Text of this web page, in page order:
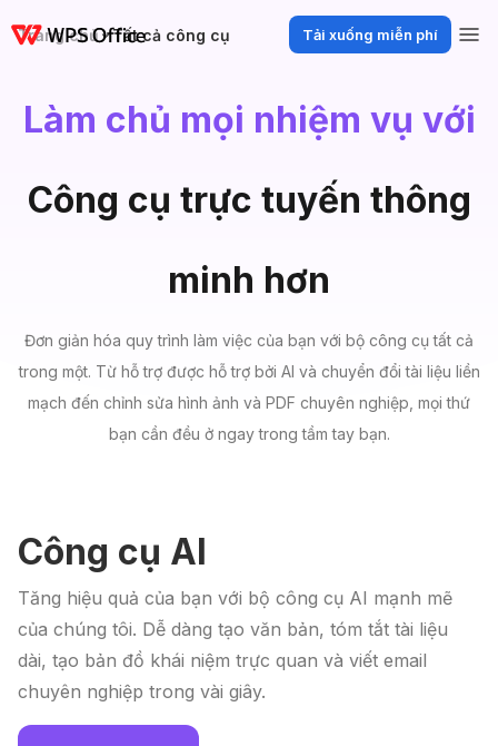
Tải xuống miễn phí
Trang chủ Tất cả công cụ
Làm chủ mọi nhiệm vụ với
Công cụ trực tuyến thông
minh hơn
Đơn giản hóa quy trình làm việc của bạn với bộ công cụ tất cả
trong một. Từ hỗ trợ được hỗ trợ bởi AI và chuyển đổi tài liệu liền
mạch đến chỉnh sửa hình ảnh và PDF chuyên nghiệp, mọi thứ
bạn cần đều ở ngay trong tầm tay bạn.
Công cụ AI
Tăng hiệu quả của bạn với bộ công cụ AI mạnh mẽ
của chúng tôi. Dễ dàng tạo văn bản, tóm tắt tài liệu
dài, tạo bản đồ khái niệm trực quan và viết email
chuyên nghiệp trong vài giây.